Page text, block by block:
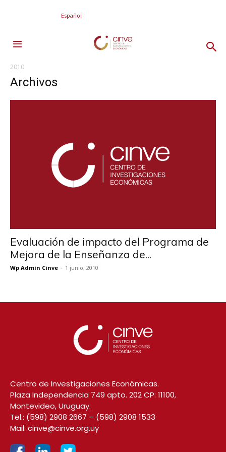
Español
2010
Archivos
Evaluación de impacto del Programa de
Mejora de la Enseñanza de...
Wp Admin Cinve - 1 junio, 2010
Centro de Investigaciones Económicas.
Plaza Independencia 749 apto. 202 CP: 11100,
Montevideo, Uruguay.
Tel.: (598) 2908 2667 – (598) 2908 1533
Mail: cinve@cinve.org.uy